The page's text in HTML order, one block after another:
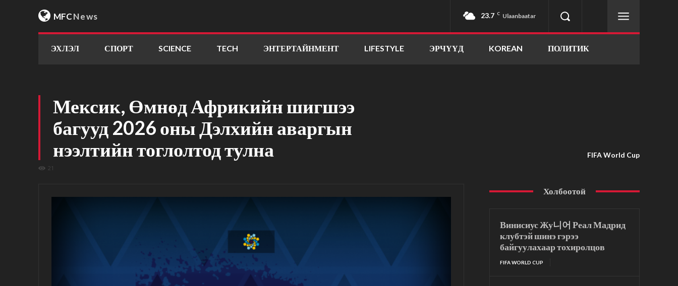
MFCNews 23.7 C Ulaanbaatar
ЭХЛЭЛ СПОРТ SCIENCE TECH ЭНТЕРТАЙНМЕНТ LIFESTYLE ЭРЧҮҮД KOREAN ПОЛИТИК
Мексик, Өмнөд Африкийн шигшээ
багууд 2026 оны Дэлхийн аваргын
нээлтийн тоглолтод тулна
21
FIFA World Cup
Холбоотой
Винисиус Жу니어 Реал Мадрид
клубтэй шинэ гэрээ
байгуулахаар тохиролцов
FIFA WORLD CUP